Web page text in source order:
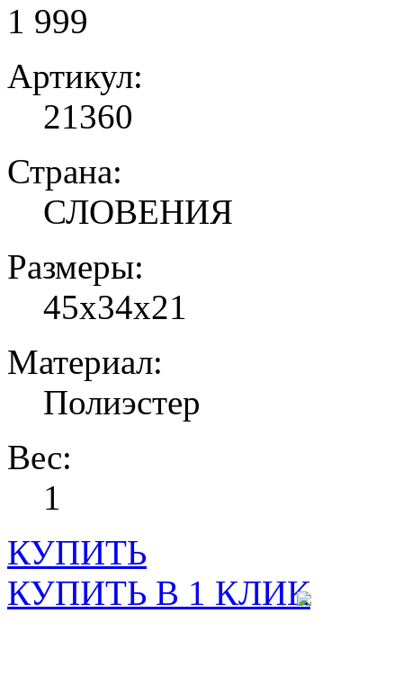
1 999
Артикул:
21360
Страна:
СЛОВЕНИЯ
Размеры:
45х34х21
Материал:
Полиэстер
Вес:
1
КУПИТЬ
КУПИТЬ В 1 КЛИК